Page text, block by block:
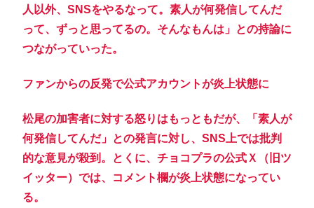
人以外、SNSをやるなって。素人が何発信してんだ
って、ずっと思ってるの。そんなもんは」との持論に
つながっていった。
ファンからの反発で公式アカウントが炎上状態に
松尾の加害者に対する怒りはもっともだが、「素人が
何発信してんだ」との発言に対し、SNS上では批判
的な意見が殺到。とくに、チョコプラの公式Ｘ（旧ツ
イッター）では、コメント欄が炎上状態になってい
る。